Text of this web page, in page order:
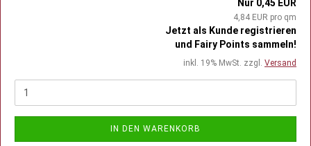
Nur 0,45 EUR
4,84 EUR pro qm
Jetzt als Kunde registrieren
und Fairy Points sammeln!
inkl. 19% MwSt. zzgl. Versand
IN DEN WARENKORB